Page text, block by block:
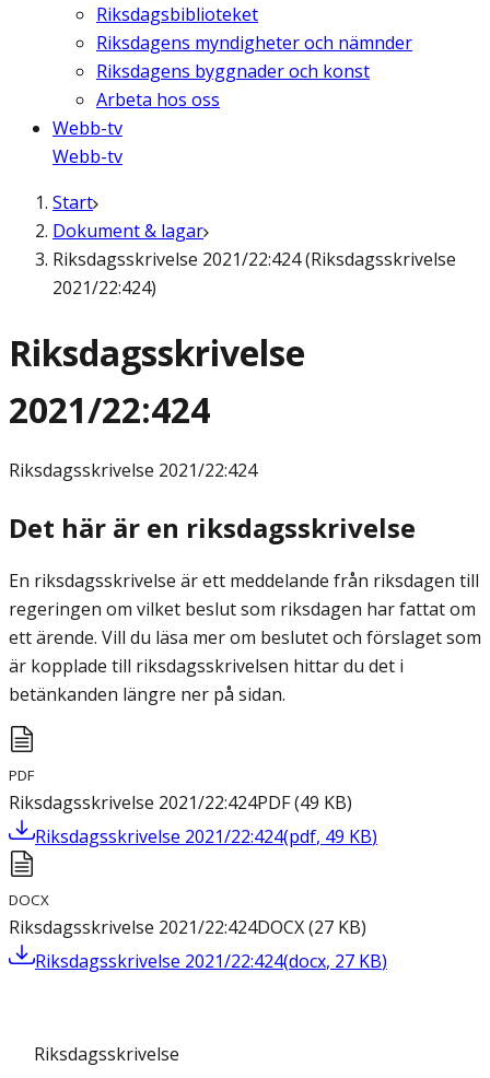
Riksdagsbiblioteket
Riksdagens myndigheter och nämnder
Riksdagens byggnader och konst
Arbeta hos oss
Webb-tv
Webb-tv
Start
Dokument & lagar
Riksdagsskrivelse 2021/22:424 (Riksdagsskrivelse
2021/22:424)
Riksdagsskrivelse
2021/22:424
Riksdagsskrivelse 2021/22:424
Det här är en riksdagsskrivelse
En riksdagsskrivelse är ett meddelande från riksdagen till
regeringen om vilket beslut som riksdagen har fattat om
ett ärende. Vill du läsa mer om beslutet och förslaget som
är kopplade till riksdagsskrivelsen hittar du det i
betänkanden längre ner på sidan.
PDF
Riksdagsskrivelse 2021/22:424PDF(49 KB)
Riksdagsskrivelse 2021/22:424(pdf, 49 KB)
DOCX
Riksdagsskrivelse 2021/22:424DOCX(27 KB)
Riksdagsskrivelse 2021/22:424(docx, 27 KB)
Riksdagsskrivelse